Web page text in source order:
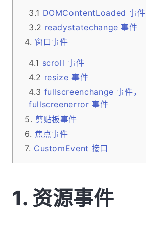
DOMContentLoaded 事件
readystatechange 事件
窗口事件
scroll 事件
resize 事件
fullscreenchange 事件，
fullscreenerror 事件
剪贴板事件
焦点事件
CustomEvent 接口
资源事件